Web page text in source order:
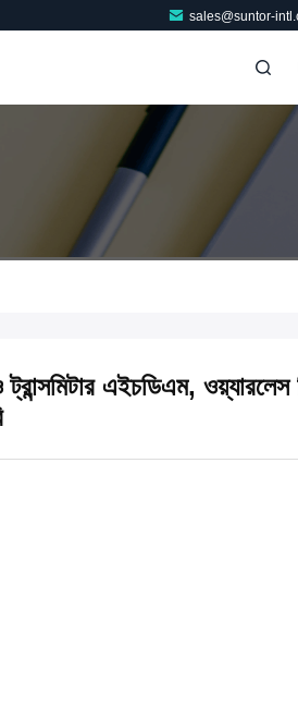
sales@suntor-
এইচডিএম,